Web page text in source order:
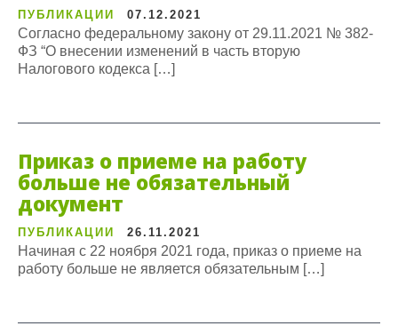
ПУБЛИКАЦИИ 07.12.2021
Согласно федеральному закону от 29.11.2021 № 382-
ФЗ “О внесении изменений в часть вторую
Налогового кодекса […]
Приказ о приеме на работу
больше не обязательный
документ
ПУБЛИКАЦИИ 26.11.2021
Начиная с 22 ноября 2021 года, приказ о приеме на
работу больше не является обязательным […]